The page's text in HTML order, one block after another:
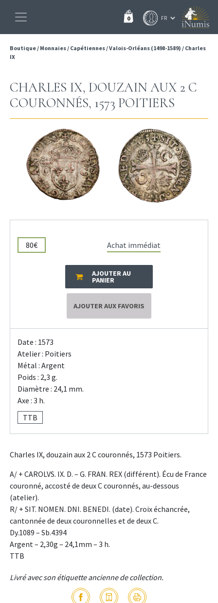
0
Boutique/ Monnaies/ Capétiennes/Valois-Orléans (1498-1589) / Charles
IX
CHARLES IX, DOUZAIN AUX 2 C
COURONNÉS, 1573 POITIERS
80€ Achat immédiat
AJOUTER AU
PANIER
AJOUTER AUX FAVORIS
Date : 1573
Atelier : Poitiers
Métal : Argent
Poids : 2,3 g.
Diamètre : 24,1 mm.
Axe : 3 h.
TTB
Charles IX, douzain aux 2 C couronnés, 1573 Poitiers.
A/ + CAROLVS. IX. D. – G. FRAN. REX (différent). Écu de France
couronné, accosté de deux C couronnés, au-dessous
(atelier).
R/ + SIT. NOMEN. DNI. BENEDI. (date). Croix échancrée,
cantonnée de deux couronnelles et de deux C.
Dy.1089 – Sb.4394
Argent – 2,30g – 24,1mm – 3 h.
TTB
Livré avec son étiquette ancienne de collection.